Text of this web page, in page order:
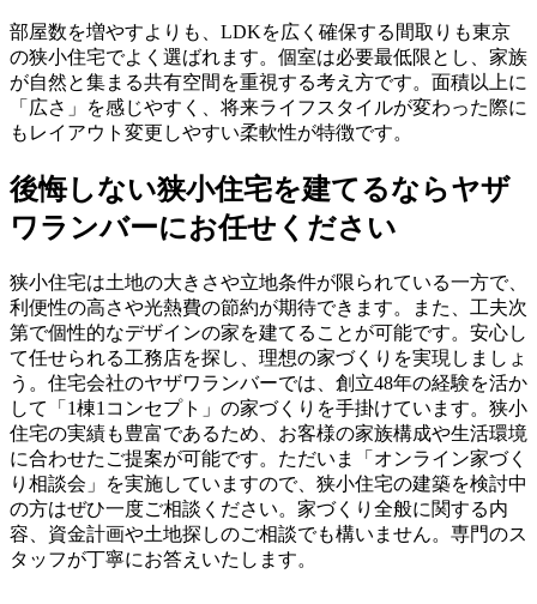
部屋数を増やすよりも、LDKを広く確保する間取りも東京
の狭小住宅でよく選ばれます。個室は必要最低限とし、家族
が自然と集まる共有空間を重視する考え方です。面積以上に
「広さ」を感じやすく、将来ライフスタイルが変わった際に
もレイアウト変更しやすい柔軟性が特徴です。
後悔しない狭小住宅を建てるならヤザ
ワランバーにお任せください
狭小住宅は土地の大きさや立地条件が限られている一方で、
利便性の高さや光熱費の節約が期待できます。また、工夫次
第で個性的なデザインの家を建てることが可能です。安心し
て任せられる工務店を探し、理想の家づくりを実現しましょ
う。住宅会社のヤザワランバーでは、創立48年の経験を活か
して「1棟1コンセプト」の家づくりを手掛けています。狭小
住宅の実績も豊富であるため、お客様の家族構成や生活環境
に合わせたご提案が可能です。ただいま「オンライン家づく
り相談会」を実施していますので、狭小住宅の建築を検討中
の方はぜひ一度ご相談ください。家づくり全般に関する内
容、資金計画や土地探しのご相談でも構いません。専門のス
タッフが丁寧にお答えいたします。